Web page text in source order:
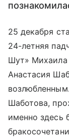
25 декабря
24-летняя
Шут»
Анастасия
Шаботова,
именно здесь